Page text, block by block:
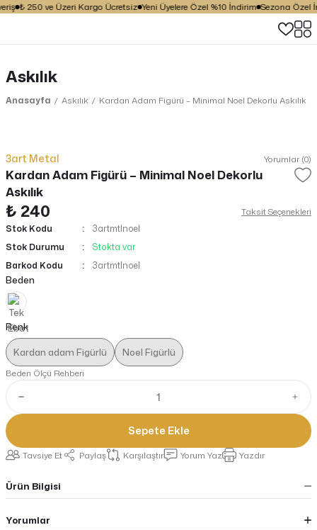
₺ 250 ve Üzeri Kargo Ücretsiz Yeni Üyelere Özel %10 İndirim Sezona Özel
Askılık
Anasayfa Askılık Kardan Adam Figürü – Minimal Noel Dekorlu Askılık
3art Metal Yorumlar (0)
Kardan Adam Figürü – Minimal Noel Dekorlu
Askılık
₺ 240
Taksit Seçenekleri
Stok Kodu
3artmtlnoel
Stok Durumu
Stokta var
Barkod Kodu
3artmtlnoel
Beden
Renk
Kardan adam Figürlü
Noel Figürlü
Beden Ölçü Rehberi
Sepete Ekle
Tavsiye Et Paylaş Karşılaştır Yorum Yaz Yazdır
Ürün Bilgisi
Yorumlar